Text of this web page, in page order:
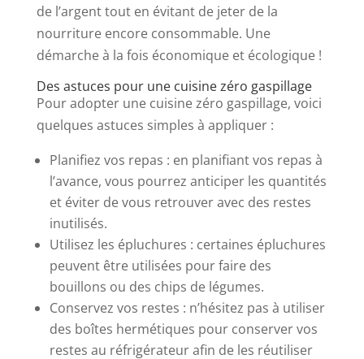
de l’argent tout en évitant de jeter de la
nourriture encore consommable. Une
démarche à la fois économique et écologique !
Des astuces pour une cuisine zéro gaspillage
Pour adopter une cuisine zéro gaspillage, voici
quelques astuces simples à appliquer :
Planifiez vos repas : en planifiant vos repas à
l’avance, vous pourrez anticiper les quantités
et éviter de vous retrouver avec des restes
inutilisés.
Utilisez les épluchures : certaines épluchures
peuvent être utilisées pour faire des
bouillons ou des chips de légumes.
Conservez vos restes : n’hésitez pas à utiliser
des boîtes hermétiques pour conserver vos
restes au réfrigérateur afin de les réutiliser